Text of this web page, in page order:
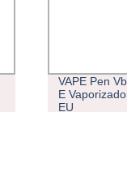
VAPE Pen
E
EU